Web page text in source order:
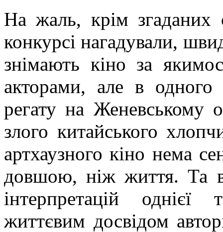
На жаль, крім згаданих
конкурсі нагадували,
знімають кіно за
акторами, але в
регату на Женевському
злого китайського
артхаузного кіно нема
довшою, ніж життя. Та
інтерпретацій
життєвим досвідом